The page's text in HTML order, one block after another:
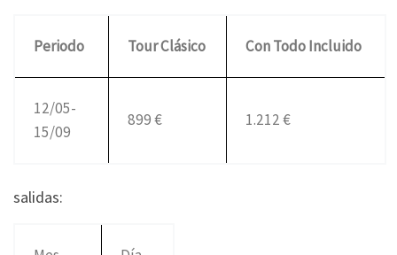
Periodo Tour Clásico Con Todo Incluido
12/05-
15/09
899 € 1.212 €
salidas: